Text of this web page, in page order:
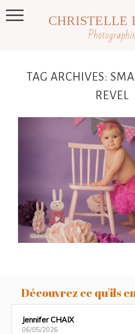
Photographie
CHRISTELLE
TAG ARCHIVES:
REVEL
Eléna, mini séance
smash the cake
Revel
Découvrez ce qu'ils
Jennifer CHAIX
06/05/2026